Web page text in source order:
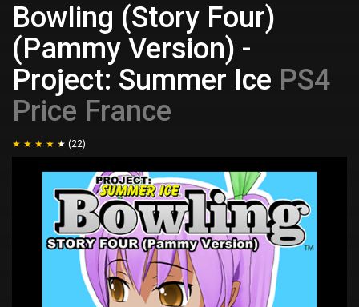
Bowling (Story Four)
(Pammy Version) -
Project: Summer Ice PS4
Price France
(22)